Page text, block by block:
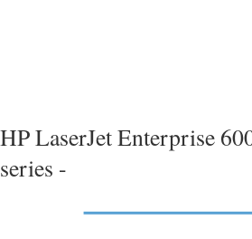
HP LaserJet Enterprise
series -